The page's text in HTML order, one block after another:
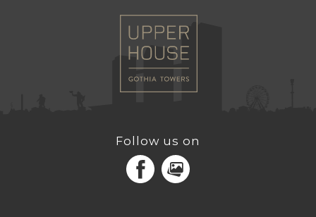
Follow us on
FacebookMediaPortal